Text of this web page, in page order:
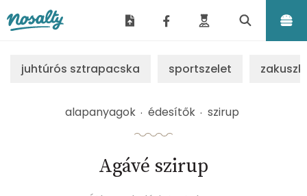
juhtúrós sztrapacska sportszelet
alapanyagok édesítők szirup
Agávé szirup